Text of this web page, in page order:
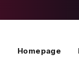
Homepage